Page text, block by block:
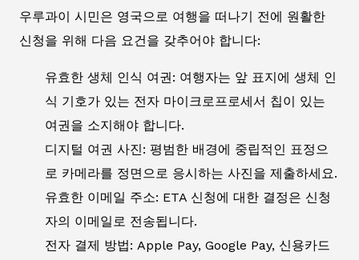
우루과이 시민은 영국으로 여행을 떠나기 전에 원활한
신청을 위해 다음 요건을 갖추어야 합니다:
유효한 생체 인식 여권: 여행자는 앞 표지에 생체 인
식 기호가 있는 전자 마이크로프로세서 칩이 있는
여권을 소지해야 합니다.
디지털 여권 사진: 평범한 배경에 중립적인 표정으
로 카메라를 정면으로 응시하는 사진을 제출하세요.
유효한 이메일 주소: ETA 신청에 대한 결정은 신청
자의 이메일로 전송됩니다.
전자 결제 방법: Apple Pay, Google Pay, 신용카드